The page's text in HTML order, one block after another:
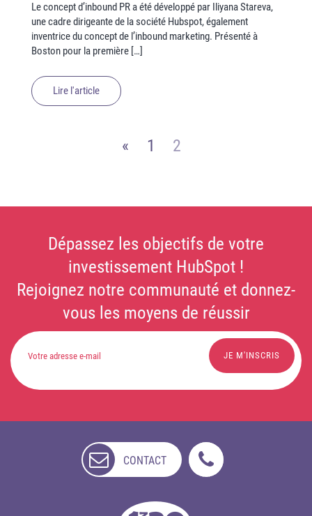
Le concept d’inbound PR a été développé par Iliyana Stareva,
une cadre dirigeante de la société Hubspot, également
inventrice du concept de l’inbound marketing. Présenté à
Boston pour la première […]
Lire l'article
« 1 2
Dépassez les objectifs de votre
investissement HubSpot !
Rejoignez notre communauté et donnez-
vous les moyens de réussir
CONTACT
DISPONIBLE